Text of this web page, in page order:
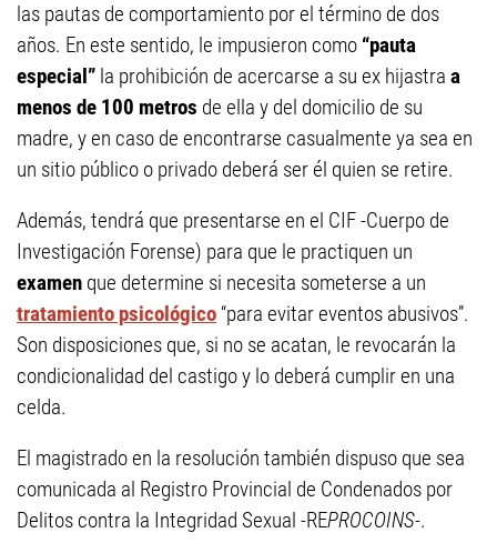
las pautas de comportamiento por el término de dos
años. En este sentido, le impusieron como “pauta
especial” la prohibición de acercarse a su ex hijastra a
menos de 100 metros de ella y del domicilio de su
madre, y en caso de encontrarse casualmente ya sea en
un sitio público o privado deberá ser él quien se retire.
Además, tendrá que presentarse en el CIF -Cuerpo de
Investigación Forense) para que le practiquen un
examen que determine si necesita someterse a un
tratamiento psicológico “para evitar eventos abusivos”.
Son disposiciones que, si no se acatan, le revocarán la
condicionalidad del castigo y lo deberá cumplir en una
celda.
El magistrado en la resolución también dispuso que sea
comunicada al Registro Provincial de Condenados por
Delitos contra la Integridad Sexual -REPROCOINS-.